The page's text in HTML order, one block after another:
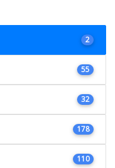
2
55
32
178
110